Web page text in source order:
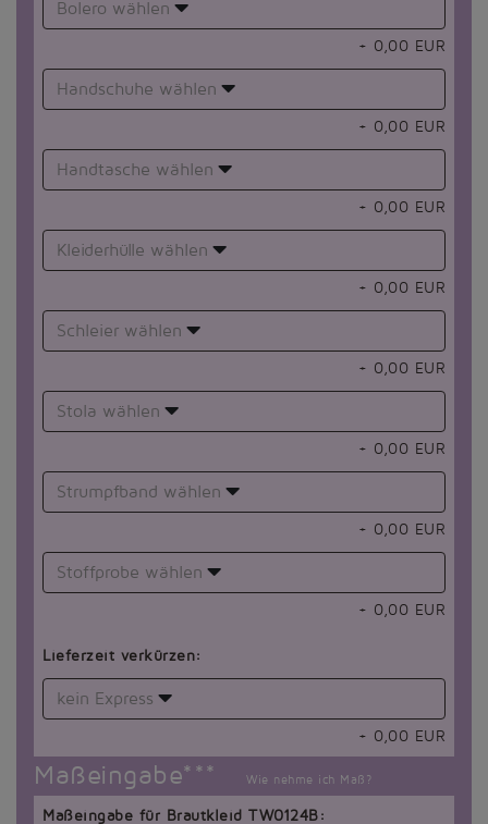
Bolero wählen
+ 0,00 EUR
Handschuhe wählen
+ 0,00 EUR
Handtasche wählen
+ 0,00 EUR
Kleiderhülle wählen
+ 0,00 EUR
Schleier wählen
+ 0,00 EUR
Stola wählen
+ 0,00 EUR
Strumpfband wählen
+ 0,00 EUR
Stoffprobe wählen
+ 0,00 EUR
Lieferzeit verkürzen:
kein Express
+ 0,00 EUR
Maßeingabe*** Wie nehme ich Maß?
Maßeingabe für Brautkleid TW0124B: